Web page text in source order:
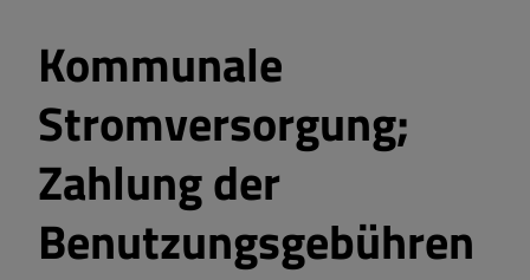
Kommunale
Stromversorgung;
Zahlung der
Benutzungsgebühren